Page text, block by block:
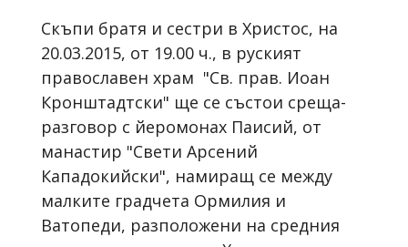
Скъпи братя и сестри в Христос, на
20.03.2015, от 19.00 ч., в руският
православен храм "Св. прав. Иоан
Кронштадтски" ще се състои среща-
разговор с йеромонах Паисий, от
манастир "Свети Арсений
Кападокийски", намиращ се между
малките градчета Ормилия и
Ватопеди, разположени на средния